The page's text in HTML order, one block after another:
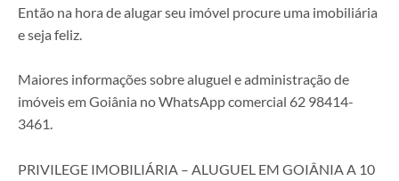
Então na hora de alugar seu imóvel procure uma imobiliária
e seja feliz.
Maiores informações sobre aluguel e administração de
imóveis em Goiânia no WhatsApp comercial 62 98414-
3461.
PRIVILEGE IMOBILIÁRIA – ALUGUEL EM GOIÂNIA A 10